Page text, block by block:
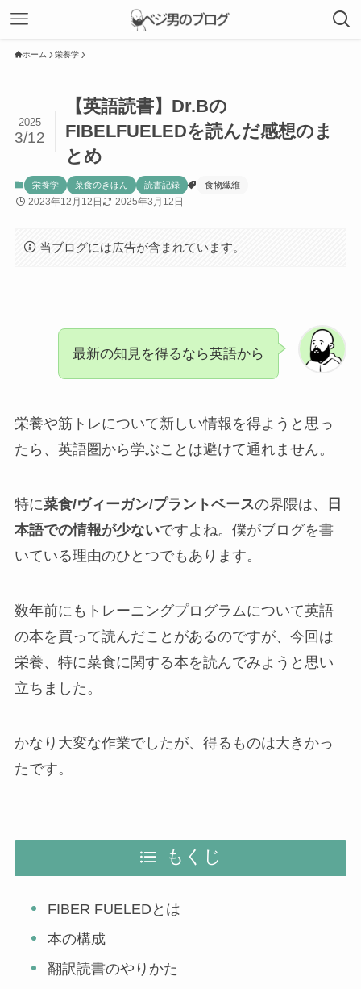
ホーム 栄養学
【英語読書】Dr.Bの
FIBELFUELEDを読んだ感想のま
とめ
2025
3/12
栄養学 菜食のきほん 読書記録 食物繊維
2023年12月12日 2025年3月12日
当ブログには広告が含まれています。
最新の知見を得るなら英語から
栄養や筋トレについて新しい情報を得ようと思っ
たら、英語圏から学ぶことは避けて通れません。
特に菜食/ヴィーガン/プラントベースの界隈は、
日
本語での情報が少ないですよね。僕がブログを書
いている理由のひとつでもあります。
数年前にもトレーニングプログラムについて英語
の本を買って読んだことがあるのですが、今回は
栄養、特に菜食に関する本を読んでみようと思い
立ちました。
かなり大変な作業でしたが、得るものは大きかっ
たです。
もくじ
FIBER FUELEDとは
本の構成
翻訳読書のやりかた